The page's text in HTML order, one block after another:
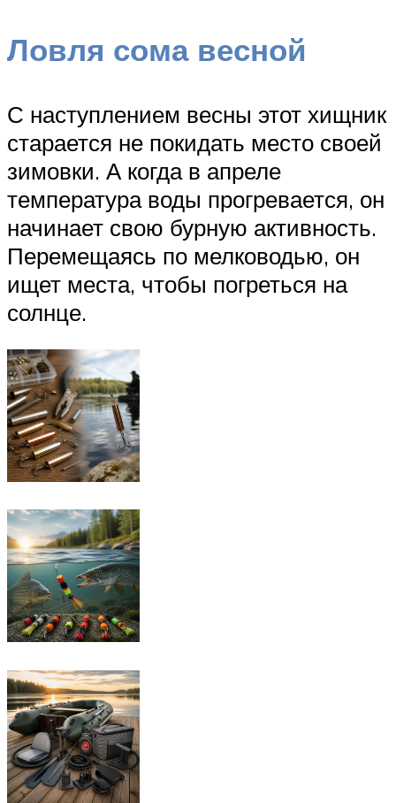
Ловля сома весной
С наступлением весны этот хищник
старается не покидать место своей
зимовки. А когда в апреле
температура воды прогревается, он
начинает свою бурную активность.
Перемещаясь по мелководью, он
ищет места, чтобы погреться на
солнце.